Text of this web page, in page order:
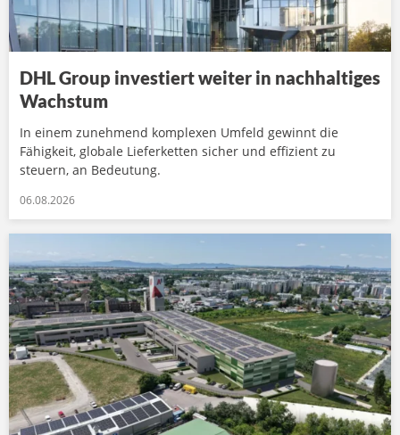
DHL Group investiert weiter in nachhaltiges
Wachstum
In einem zunehmend komplexen Umfeld gewinnt die
Fähigkeit, globale Lieferketten sicher und effizient zu
steuern, an Bedeutung.
06.08.2026